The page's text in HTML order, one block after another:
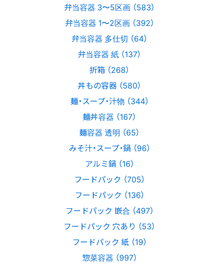
弁当容器 3〜5区画 （583）
弁当容器 1〜2区画 （392）
弁当容器 多仕切 （64）
弁当容器 紙 （137）
折箱 （268）
丼もの容器 （580）
麺・スープ・汁物 （344）
麺丼容器 （167）
麺容器 透明 （65）
みそ汁・スープ・鍋 （96）
アルミ鍋 （16）
フードパック （705）
フードパック （136）
フードパック 嵌合 （497）
フードパック 穴あり （53）
フードパック 紙 （19）
惣菜容器 （997）